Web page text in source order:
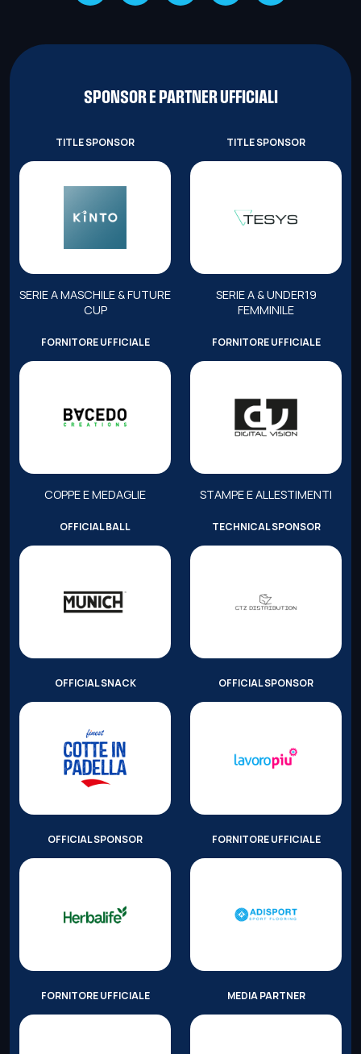
SPONSOR E PARTNER UFFICIALI
TITLE SPONSOR
SERIE A MASCHILE & FUTURE
CUP
TITLE SPONSOR
SERIE A & UNDER19
FEMMINILE
FORNITORE UFFICIALE
COPPE E MEDAGLIE
FORNITORE UFFICIALE
STAMPE E ALLESTIMENTI
OFFICIAL BALL TECHNICAL SPONSOR
OFFICIAL SNACK OFFICIAL SPONSOR
OFFICIAL SPONSOR FORNITORE UFFICIALE
FORNITORE UFFICIALE MEDIA PARTNER